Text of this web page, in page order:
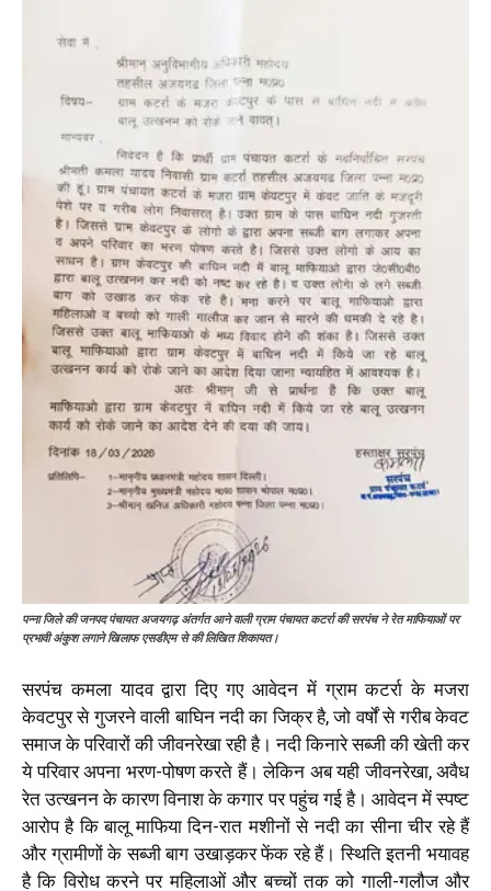
पन्ना जिले की जनपद पंचायत अजयगढ़ अंतर्गत आने वाली ग्राम पंचायत कटर्रा की सरपंच ने रेत माफियाओं पर
प्रभावी अंकुश लगाने खिलाफ एसडीएम से की लिखित शिकायत।
सरपंच कमला यादव द्वारा दिए गए आवेदन में ग्राम कटर्रा के मजरा
केवटपुर से गुजरने वाली बाघिन नदी का जिक्र है, जो वर्षों से गरीब केवट
समाज के परिवारों की जीवनरेखा रही है। नदी किनारे सब्जी की खेती कर
ये परिवार अपना भरण-पोषण करते हैं। लेकिन अब यही जीवनरेखा, अवैध
रेत उत्खनन के कारण विनाश के कगार पर पहुंच गई है। आवेदन में स्पष्ट
आरोप है कि बालू माफिया दिन-रात मशीनों से नदी का सीना चीर रहे हैं
और ग्रामीणों के सब्जी बाग उखाड़कर फेंक रहे हैं। स्थिति इतनी भयावह
है कि विरोध करने पर महिलाओं और बच्चों तक को गाली-गलौज और